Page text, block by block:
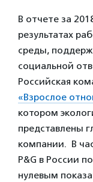
В отчете за
результатах
среды,
социальной
Российская
«Взрослое
котором
представлены
компании. В
P&G в России
нулевым